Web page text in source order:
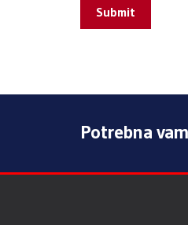
Submit
Potrebna